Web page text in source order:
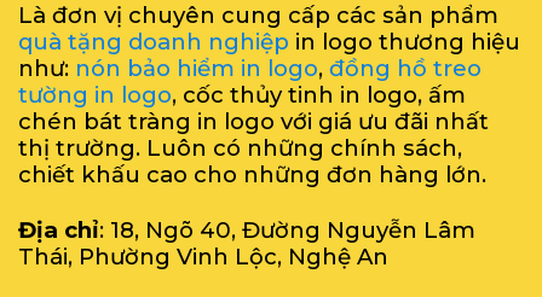
Là đơn vị chuyên cung cấp các sản phẩm
quà tặng doanh nghiệp in logo thương hiệu
như: nón bảo hiểm in logo, đồng hồ treo
tường in logo, cốc thủy tinh in logo, ấm
chén bát tràng in logo với giá ưu đãi nhất
thị trường. Luôn có những chính sách,
chiết khấu cao cho những đơn hàng lớn.
Địa chỉ: 18, Ngõ 40, Đường Nguyễn Lâm
Thái, Phường Vinh Lộc, Nghệ An